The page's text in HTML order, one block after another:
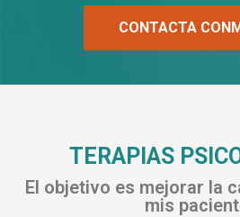
CONTACTA
TERAPIAS
El objetivo es mejorar la
mis